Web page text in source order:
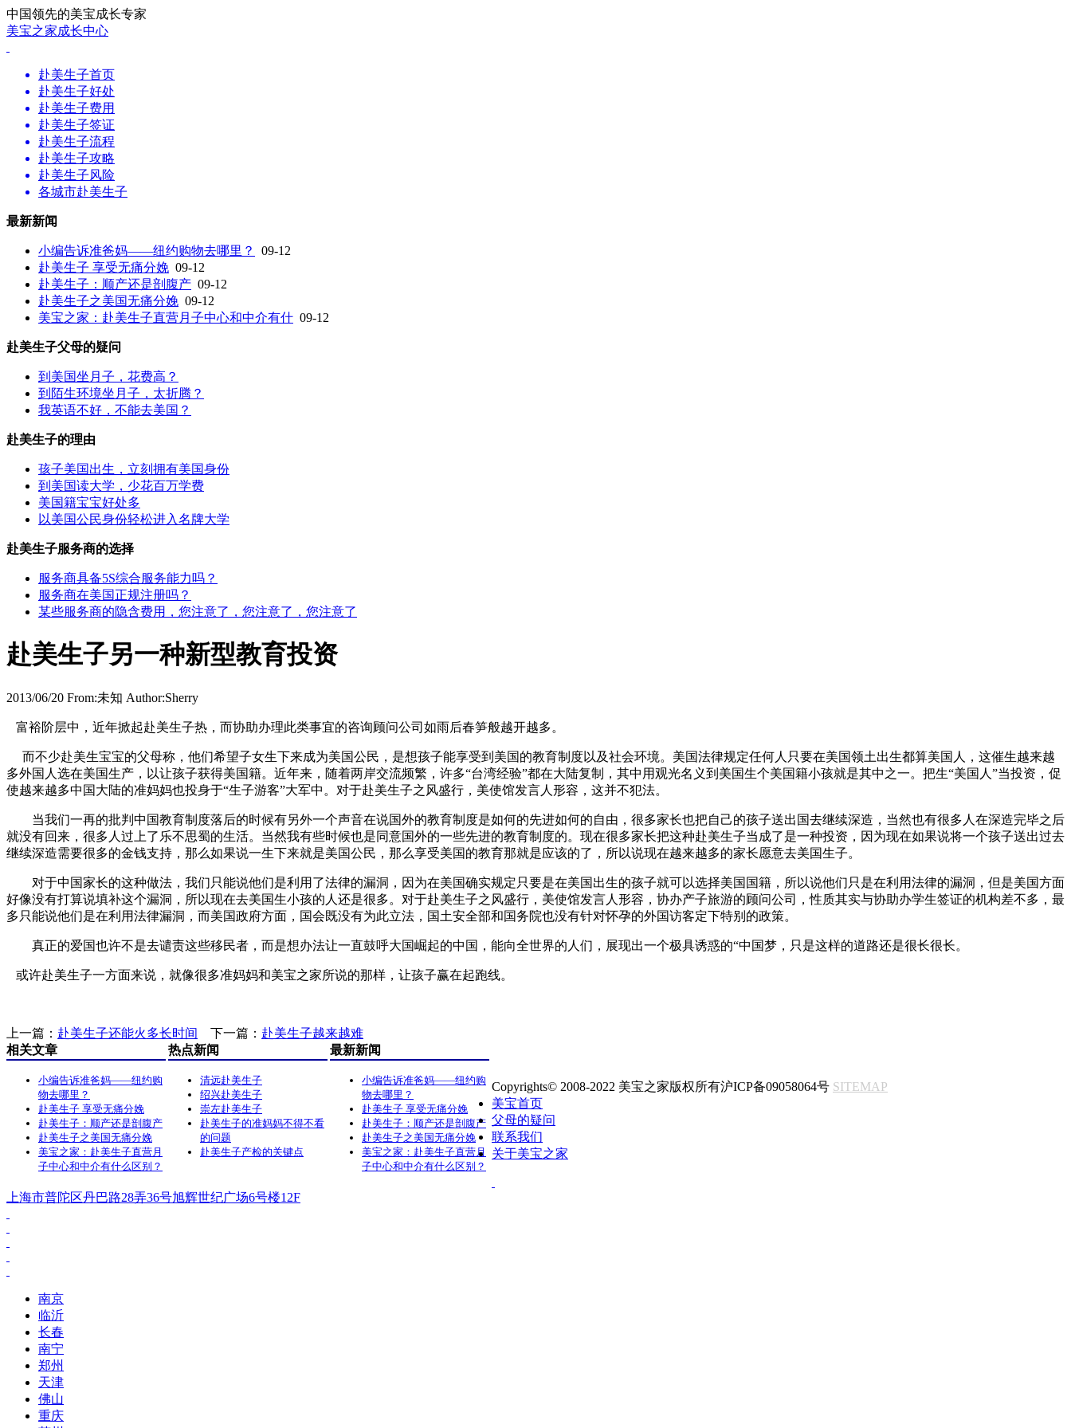
中国领先的美宝成长专家
美宝之家成长中心
赴美生子首页
赴美生子好处
赴美生子费用
赴美生子签证
赴美生子流程
赴美生子攻略
赴美生子风险
各城市赴美生子
最新新闻
小编告诉准爸妈——纽约购物去哪里？
09-12
赴美生子 享受无痛分娩 09-12
赴美生子：顺产还是剖腹产 09-12
赴美生子之美国无痛分娩 09-12
美宝之家：赴美生子直营月子中心和中介有什 09-12
赴美生子父母的疑问
到美国坐月子，花费高？
到陌生环境坐月子，太折腾？
我英语不好，不能去美国？
赴美生子的理由
孩子美国出生，立刻拥有美国身份
到美国读大学，少花百万学费
美国籍宝宝好处多
以美国公民身份轻松进入名牌大学
赴美生子服务商的选择
服务商具备5S综合服务能力吗？
服务商在美国正规注册吗？
某些服务商的隐含费用，您注意了，您注意了，您注意了
赴美生子另一种新型教育投资
2013/06/20 From:未知 Author:Sherry
富裕阶层中，近年掀起赴美生子热，而协助办理此类事宜的咨询顾问公司如雨后春笋般越开越多。
而不少赴美生宝宝的父母称，他们希望子女生下来成为美国公民，是想孩子能享受到美国的教育制度以及社会环境。美国法律规定任何人只要在美国领土出生都算美国人，这催生越来越
多外国人选在美国生产，以让孩子获得美国籍。近年来，随着两岸交流频繁，许多“台湾经验”都在大陆复制，其中用观光名义到美国生个美国籍小孩就是其中之一。把生“美国人”当投资，促
使越来越多中国大陆的准妈妈也投身于“生子游客”大军中。对于赴美生子之风盛行，美使馆发言人形容，这并不犯法。
当我们一再的批判中国教育制度落后的时候有另外一个声音在说国外的教育制度是如何的先进如何的自由，很多家长也把自己的孩子送出国去继续深造，当然也有很多人在深造完毕之后
就没有回来，很多人过上了乐不思蜀的生活。当然我有些时候也是同意国外的一些先进的教育制度的。现在很多家长把这种赴美生子当成了是一种投资，因为现在如果说将一个孩子送出过去
继续深造需要很多的金钱支持，那么如果说一生下来就是美国公民，那么享受美国的教育那就是应该的了，所以说现在越来越多的家长愿意去美国生子。
对于中国家长的这种做法，我们只能说他们是利用了法律的漏洞，因为在美国确实规定只要是在美国出生的孩子就可以选择美国国籍，所以说他们只是在利用法律的漏洞，但是美国方面
好像没有打算说填补这个漏洞，所以现在去美国生小孩的人还是很多。对于赴美生子之风盛行，美使馆发言人形容，协办产子旅游的顾问公司，性质其实与协助办学生签证的机构差不多，最
多只能说他们是在利用法律漏洞，而美国政府方面，国会既没有为此立法，国土安全部和国务院也没有针对怀孕的外国访客定下特别的政策。
真正的爱国也许不是去谴责这些移民者，而是想办法让一直鼓呼大国崛起的中国，能向全世界的人们，展现出一个极具诱惑的“中国梦，只是这样的道路还是很长很长。
或许赴美生子一方面来说，就像很多准妈妈和美宝之家所说的那样，让孩子赢在起跑线。
上一篇： 赴美生子还能火多长时间 下一篇： 赴美生子越来越难
相关文章
小编告诉准爸妈——纽约购
物去哪里？
赴美生子 享受无痛分娩
赴美生子：顺产还是剖腹产
赴美生子之美国无痛分娩
美宝之家：赴美生子直营月
子中心和中介有什么区别？
热点新闻
清远赴美生子
绍兴赴美生子
崇左赴美生子
赴美生子的准妈妈不得不看
的问题
赴美生子产检的关键点
最新新闻
小编告诉准爸妈——纽约购
物去哪里？
赴美生子 享受无痛分娩
赴美生子：顺产还是剖腹产
赴美生子之美国无痛分娩
美宝之家：赴美生子直营月
子中心和中介有什么区别？
Copyrights© 2008-2022 美宝之家版权所有沪ICP备09058064号 SITEMAP
美宝首页
父母的疑问
联系我们
关于美宝之家
上海市普陀区丹巴路28弄36号旭辉世纪广场6号楼12F
南京
临沂
长春
南宁
郑州
天津
佛山
重庆